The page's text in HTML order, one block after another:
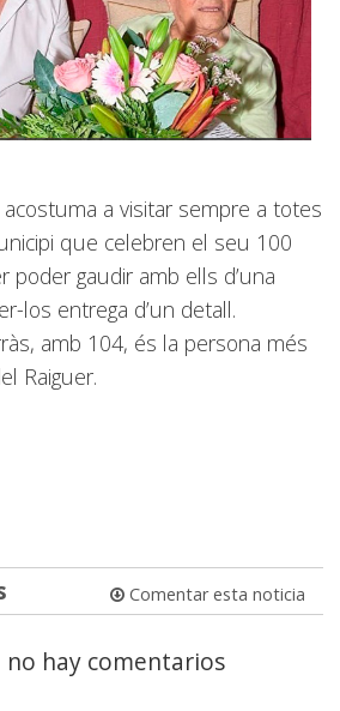
acostuma a visitar sempre a totes
que celebren el seu 100
poder gaudir amb ells d’una
los entrega d’un detall.
amb 104, és la persona més
Raiguer.
Comentar esta noticia
no hay comentarios